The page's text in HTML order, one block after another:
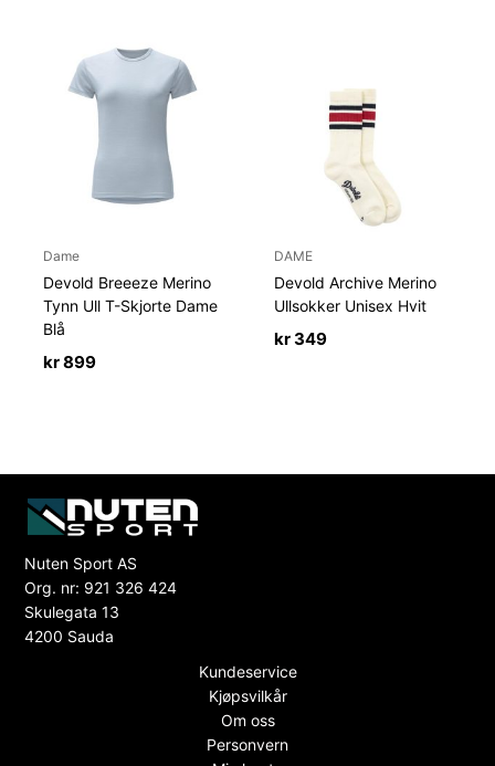
Dame
Devold Breeeze Merino
Tynn Ull T-Skjorte Dame
Blå
kr899
DAME
Devold Archive Merino
Ullsokker Unisex Hvit
kr349
Nuten Sport AS
Org. nr: 921 326 424
Skulegata 13
4200 Sauda
Kundeservice
Kjøpsvilkår
Om oss
Personvern